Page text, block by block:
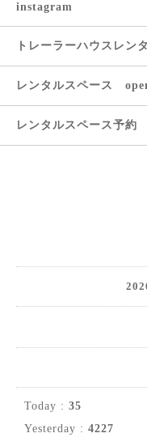
instagram
トレーラーハウスレン
レンタルスペース
レンタルスペース予約
Today : 35
Yesterday : 4227